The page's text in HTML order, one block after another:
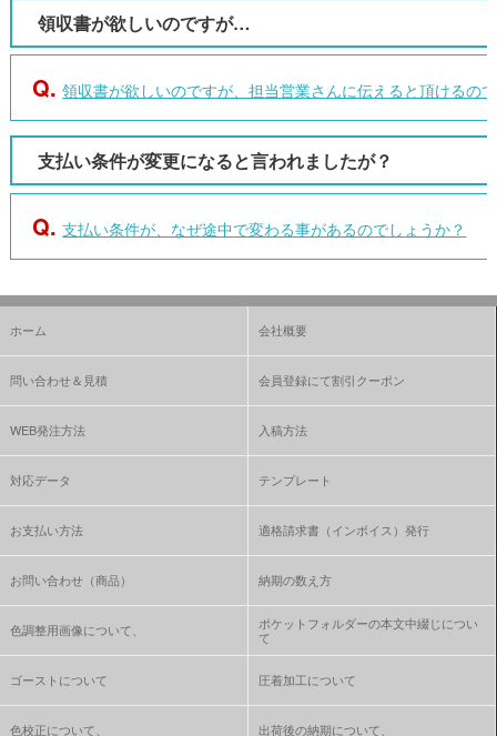
領収書が欲しいのですが…
Q. 領収書が欲しいのですが、担当営業さんに伝えると頂けるの
支払い条件が変更になると言われましたが？
Q. 支払い条件が、なぜ途中で変わる事があるのでしょうか？
ホーム 会社概要
問い合わせ＆見積 会員登録にて割引クーポン
WEB発注方法 入稿方法
対応データ テンプレート
お支払い方法 適格請求書（インボイス）発行
お問い合わせ（商品） 納期の数え方
色調整用画像について、
ポケットフォルダーの本文中綴じについ
て
ゴーストについて 圧着加工について
色校正について、 出荷後の納期について、